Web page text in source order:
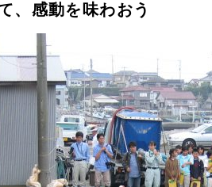
、感動を味わおう